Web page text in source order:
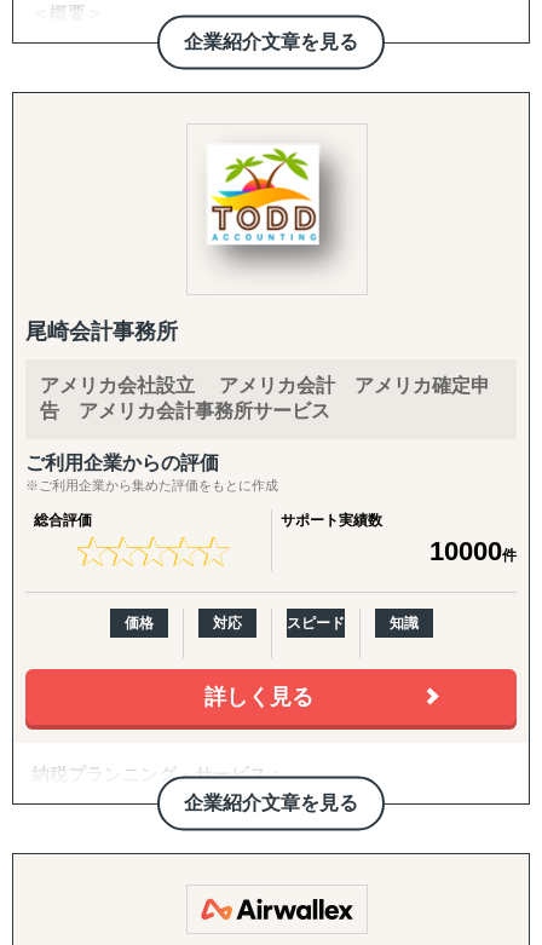
企業紹介文章を見る
＜概要＞
・アジアを中心とする世界21拠点、コンサルタント800名
体制を有する、日系独立系では最大級のコンサルティング
ファーム（東証上場）
・現地に根付いたローカルメンバーと日本人メンバーが協
働した伴走型ハンズオン支援、顧客ニーズに応じた柔軟な
・マッキンゼー/ボストンコンサルティンググループ/ゴー
・コンサルティング事業と併行して、当社グループで展開
教育など）の海外展開実績に基づく、実践的なアドバイス
を提供
＜支援スコープ＞
・調査/戦略から、現地パートナー発掘、現地拠点/オペレ
ーション構築、M&A、海外営業/顧客獲得、現地事業マネ
ジメントまで、一気通貫で支援
・グローバル企業から中堅/中小/スタートアップ企業ま
で、企業規模を問わずに多様な海外進出ニーズに応じたソ
リューションを提供
品/店舗サービス/エンターテイメントなど）で、3,000件以
上の豊富なプロジェクト実績を有する
＜主要サービスメニュー＞
① 初期投資を抑えつつ、海外取引拡大を通した円安メリッ
トの最大化を目的とする、デジタルマーケティングを活用
② 現地市場で不足する機能を補完し、海外事業の立ち上げ
＆立て直しを伴走型で支援するプロフェッショナル人材派
尾崎会計事務所
アメリカ会社設立 アメリカ会計 アメリカ確定申
告 アメリカ会計事務所サービス
ご利用企業からの評価
※ご利用企業から集めた評価をもとに作成
総合評価
★★★★★
★★★★★
サポート実績数
10000件
価格 対応 スピード 知識
詳しく見る
企業紹介文章を見る
納税プランニング・サービス：
最適なタックスプランニングで、賢い節税を。
貴社の目的であろう、節税を通してのセービングは、当会
計事務所にとっても一番のプライオリティです。
貴社のファイナンシャル状況はとても固有で個性的なもの
です。どの企業も二つとして同じではありません。ですか